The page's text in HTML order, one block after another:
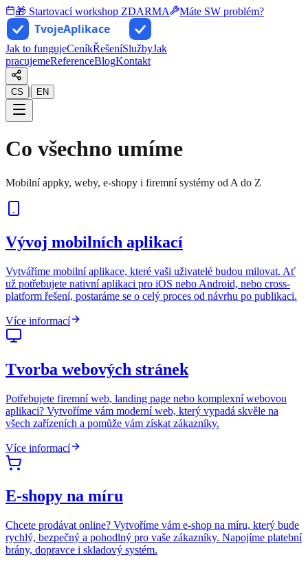
🎁 Startovací workshop ZDARMA Máte SW problém?
Jak to fungujeCeníkŘešeníSlužbyJak
pracujemeReferenceBlogKontakt
CS | EN
Co všechno umíme
Mobilní appky, weby, e-shopy i firemní systémy od A do Z
Vývoj mobilních aplikací
Vytváříme mobilní aplikace, které vaši uživatelé budou milovat. Ať
už potřebujete nativní aplikaci pro iOS nebo Android, nebo cross-
platform řešení, postaráme se o celý proces od návrhu po publikaci.
Více informací
Tvorba webových stránek
Potřebujete firemní web, landing page nebo komplexní webovou
aplikaci? Vytvoříme vám moderní web, který vypadá skvěle na
všech zařízeních a pomůže vám získat zákazníky.
Více informací
E-shopy na míru
Chcete prodávat online? Vytvoříme vám e-shop na míru, který bude
rychlý, bezpečný a pohodlný pro vaše zákazníky. Napojíme platební
brány, dopravce i skladový systém.